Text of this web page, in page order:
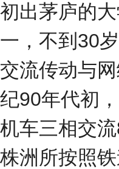
初出茅庐的
一，不到30
交流传动与
纪90年代初
机车三相交
株洲所按照